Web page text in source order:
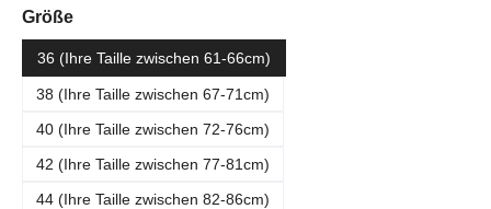
Größeauswählen
36 (Ihre Taille zwischen 61-66cm)
38 (Ihre Taille zwischen 67-71cm)
40 (Ihre Taille zwischen 72-76cm)
42 (Ihre Taille zwischen 77-81cm)
44 (Ihre Taille zwischen 82-86cm)